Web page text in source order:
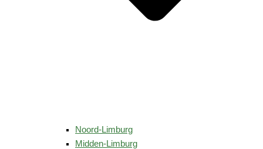
Noord-Limburg
Midden-Limburg